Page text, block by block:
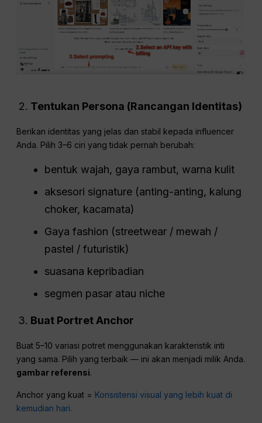
Tentukan Persona (Rancangan Identitas)
Berikan identitas yang jelas dan stabil kepada influencer
Anda. Pilih 3–6 ciri yang tidak pernah berubah:
bentuk wajah, gaya rambut, warna kulit
aksesori signature (anting-anting, kalung
choker, kacamata)
Gaya fashion (streetwear / mewah /
pastel / futuristik)
suasana kepribadian
segmen pasar atau niche
Buat Portret Anchor
Buat 5–10 variasi potret menggunakan karakteristik inti
yang sama. Pilih yang terbaik — ini akan menjadi milik Anda.
gambar referensi.
Anchor yang kuat = Konsistensi visual yang lebih kuat di
kemudian hari.